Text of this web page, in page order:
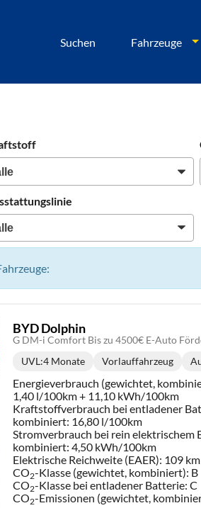
Suchen Fahrzeuge
BYD Dolphin
G DM-i Comfort Bis zu 4500€ E-Auto
UVL:4 Monate Vorlauffahrzeug
Energieverbrauch (gewichtet,
1,40 l/100km + 11,10 kWh/100km
Kraftstoffverbrauch bei entladener
kombiniert: 16,80 l/100km
Stromverbrauch bei rein elektrischem
kombiniert: 4,50 kWh/100km
Elektrische Reichweite (EAER): 109 km
CO2-Klasse (gewichtet, kombiniert): B
CO2-Klasse bei entladener Batterie: C
CO2-Emissionen (gewichtet,